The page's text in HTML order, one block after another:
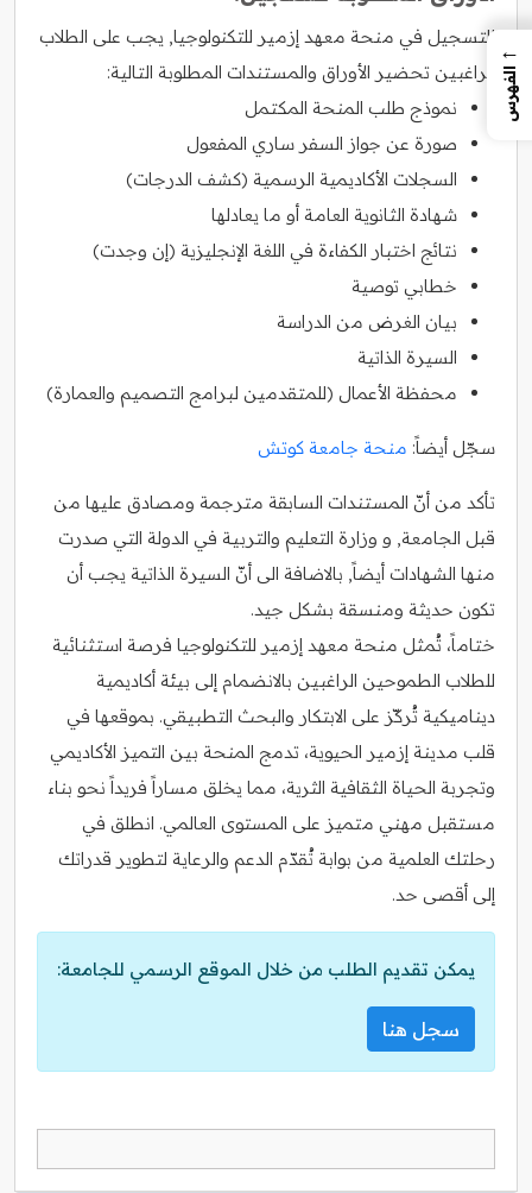
للتسجيل في منحة معهد إزمير للتكنولوجيا, يجب على الطلاب
الراغبين تحضير الأوراق والمستندات المطلوبة التالية:
نموذج طلب المنحة المكتمل
صورة عن جواز السفر ساري المفعول
السجلات الأكاديمية الرسمية (كشف الدرجات)
شهادة الثانوية العامة أو ما يعادلها
نتائج اختبار الكفاءة في اللغة الإنجليزية (إن وجدت)
خطابي توصية
بيان الغرض من الدراسة
السيرة الذاتية
محفظة الأعمال (للمتقدمين لبرامج التصميم والعمارة)
سجّل أيضاً: منحة جامعة كوتش
تأكد من أنّ المستندات السابقة مترجمة ومصادق عليها من
قبل الجامعة, و وزارة التعليم والتربية في الدولة التي صدرت
منها الشهادات أيضاً, بالاضافة الى أنّ السيرة الذاتية يجب أن
تكون حديثة ومنسقة بشكل جيد.
ختاماً، تُمثل منحة معهد إزمير للتكنولوجيا فرصة استثنائية
للطلاب الطموحين الراغبين بالانضمام إلى بيئة أكاديمية
ديناميكية تُركّز على الابتكار والبحث التطبيقي. بموقعها في
قلب مدينة إزمير الحيوية، تدمج المنحة بين التميز الأكاديمي
وتجربة الحياة الثقافية الثرية، مما يخلق مساراً فريداً نحو بناء
مستقبل مهني متميز على المستوى العالمي. انطلق في
رحلتك العلمية من بوابة تُقدّم الدعم والرعاية لتطوير قدراتك
إلى أقصى حد.
يمكن تقديم الطلب من خلال الموقع الرسمي للجامعة:
سجل هنا
←
الفهرس